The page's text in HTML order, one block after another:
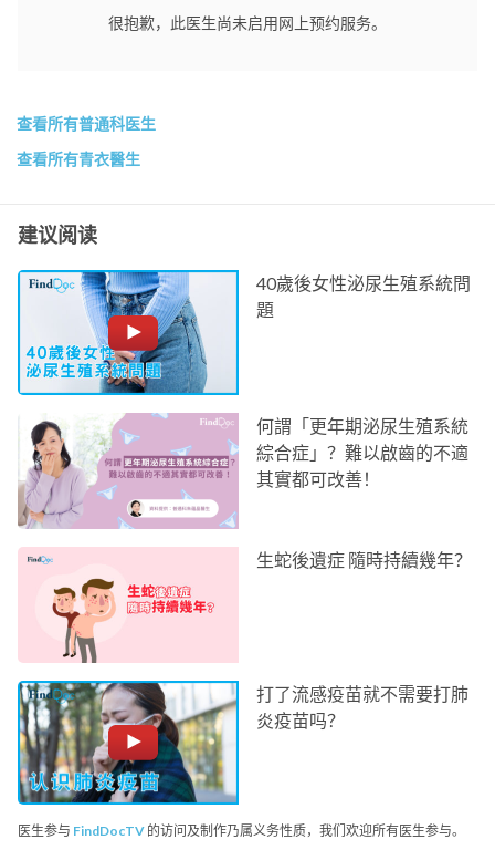
很抱歉，此医生尚未启用网上预约服务。
查看所有普通科医生
查看所有青衣醫生
建议阅读
40歲後女性泌尿生殖系統問
題
何謂「更年期泌尿生殖系統
綜合症」？難以啟齒的不適
其實都可改善！
生蛇後遺症 隨時持續幾年？
打了流感疫苗就不需要打肺
炎疫苗吗？
医生参与 FindDocTV 的访问及制作乃属义务性质，我们欢迎所有医生参与。